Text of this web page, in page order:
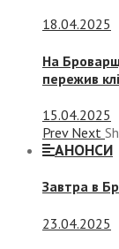
18.04.2025
На
пережив
15.04.2025
Prev Next
АНОНСИ
Завтра в
23.04.2025